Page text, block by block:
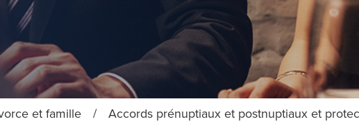
et famille / Accords prénuptiaux et postnuptiaux et